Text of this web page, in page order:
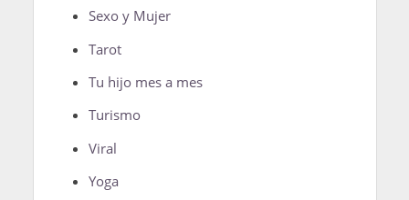
Sexo y Mujer
Tarot
Tu hijo mes a mes
Turismo
Viral
Yoga